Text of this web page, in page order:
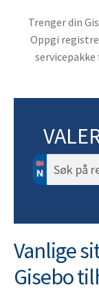
Trenger din
Oppgi
Søk
etter:
Vanlige
Gisebo